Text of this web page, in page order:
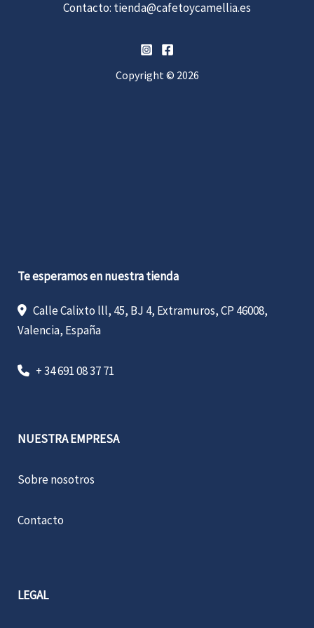
Contacto: tienda@cafetoycamellia.es
Copyright © 2026
Te esperamos en nuestra tienda
Calle Calixto lll, 45, BJ 4, Extramuros, CP 46008,
Valencia, España
+ 34 691 08 37 71
NUESTRA EMPRESA
Sobre nosotros
Contacto
LEGAL